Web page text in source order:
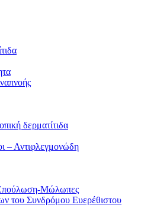
δερματίτιδα
– Αντιφλεγμονώδη
Μώλωπες
του Συνδρόμου Ευερέθιστου